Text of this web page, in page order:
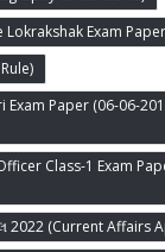
Lokrakshak Exam
Exam Paper (06-06-
Class-1 Exam
2022 (Current Affairs